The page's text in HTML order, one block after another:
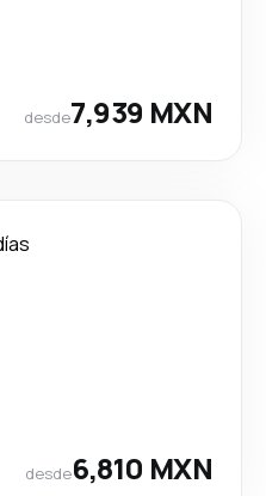
desde7,939 MXN
desde6,810 MXN